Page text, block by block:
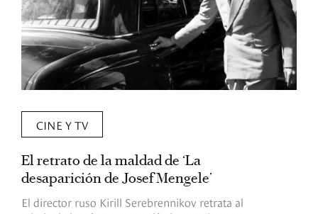
CINE Y TV
El retrato de la maldad de ‘La
desaparición de Josef Mengele’
El director ruso Kirill Serebrennikov retrata al